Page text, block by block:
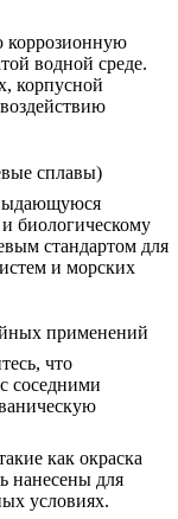
коррозионную
водной среде.
корпусной
сплавы)
биологическому
стандартом для
и морских
применений
что
соседними
как окраска
нанесены для
условиях.